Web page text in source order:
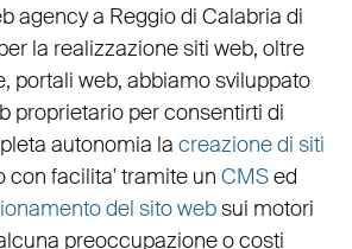
agency a Reggio di Calabria di
la realizzazione siti web, oltre
, portali web, abbiamo sviluppato
proprietario per consentirti di
autonomia la creazione di siti
con facilita' tramite un CMSed
del sito websui motori
preoccupazione o costi